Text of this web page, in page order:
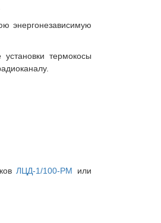
виде модели
энергонезависимую
термокосы
ЛЦД-1/100-РМ или